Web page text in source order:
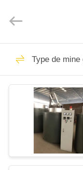
MAISON
PRODUITS
NOUS
Co.,
Reserved.
four
Type de